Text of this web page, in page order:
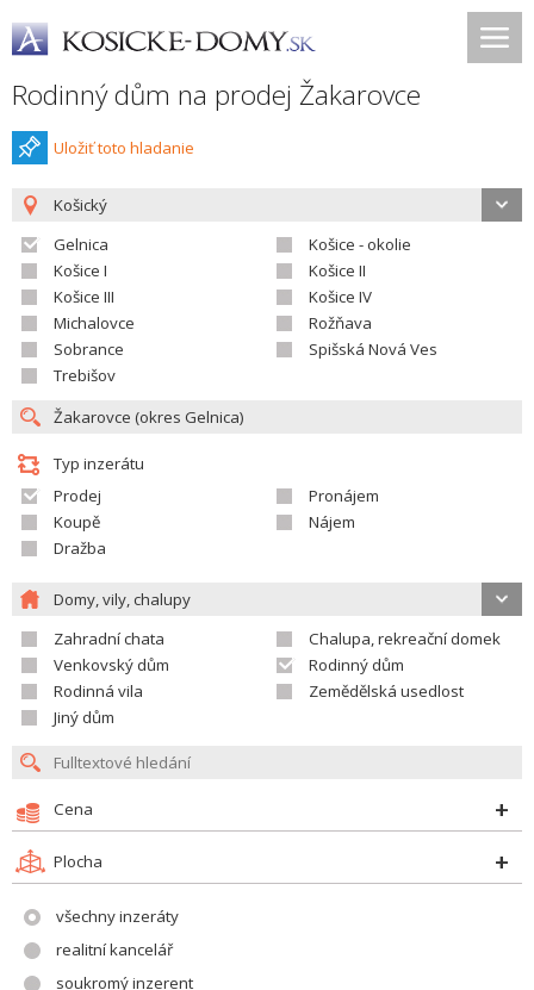
Rodinný dům na prodej Žakarovce
Uložiť toto hladanie
Košický
Gelnica
Košice - okolie
Košice I
Košice II
Košice III
Košice IV
Michalovce
Rožňava
Sobrance
Spišská Nová Ves
Trebišov
Typ inzerátu
Prodej
Pronájem
Koupě
Nájem
Dražba
Domy, vily, chalupy
Zahradní chata
Chalupa, rekreační domek
Venkovský dům
Rodinný dům
Rodinná vila
Zemědělská usedlost
Jiný dům
Cena
Plocha
všechny inzeráty
realitní kancelář
soukromý inzerent